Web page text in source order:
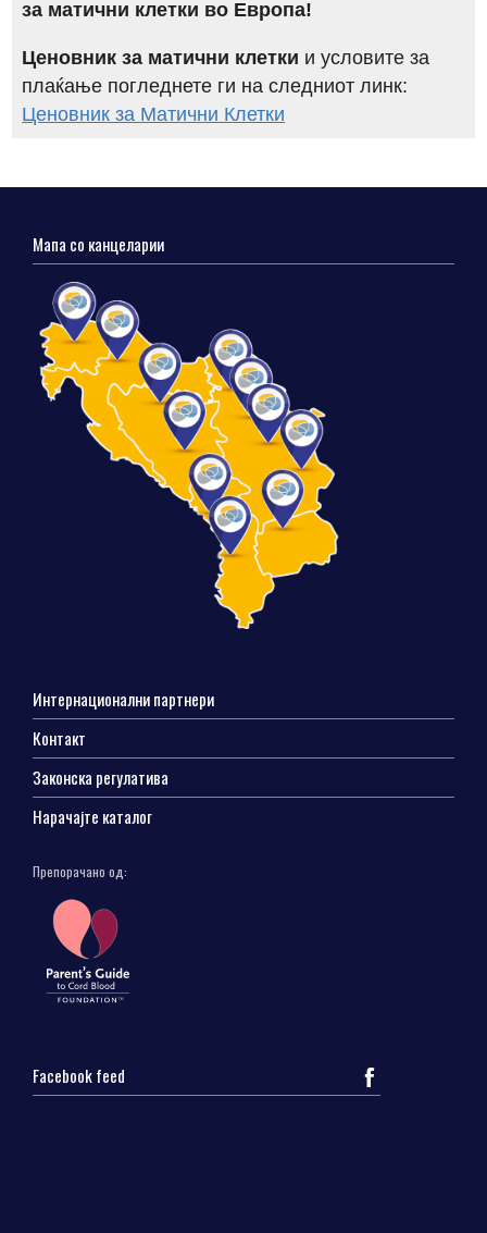
за матични клетки во Европа!
Ценовник за матични клетки и условите за
плаќање погледнете ги на следниот линк:
Ценовник за Матични Клетки
Мапа со канцеларии
Интернационални партнери
Контакт
Законска регулатива
Нарачајте каталог
Препорачано од:
Facebook feed